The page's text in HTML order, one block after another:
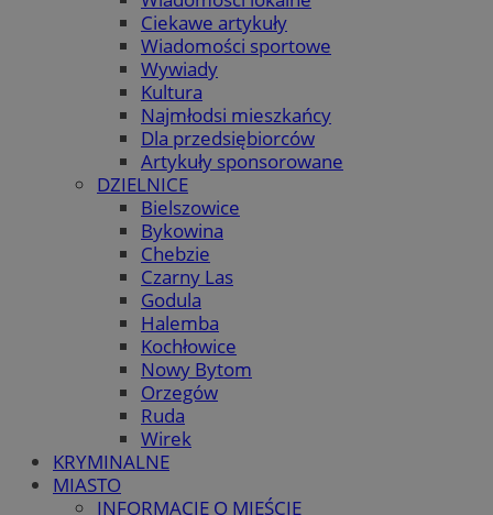
Ciekawe artykuły
Wiadomości sportowe
Wywiady
Kultura
Najmłodsi mieszkańcy
Dla przedsiębiorców
Artykuły sponsorowane
DZIELNICE
Bielszowice
Bykowina
Chebzie
Czarny Las
Godula
Halemba
Kochłowice
Nowy Bytom
Orzegów
Ruda
Wirek
KRYMINALNE
MIASTO
INFORMACJE O MIEŚCIE